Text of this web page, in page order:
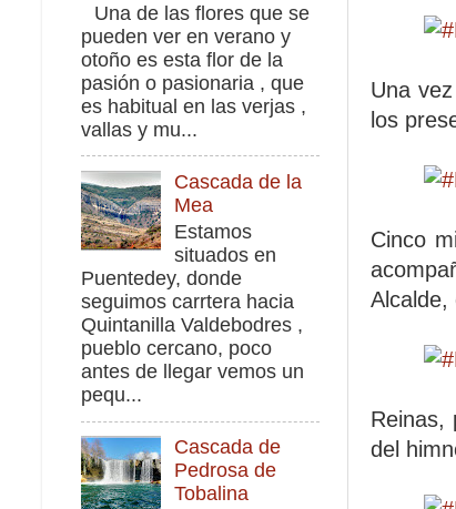
Una
los
Cinco
Alcalde,
Reinas,
del
Una de las flores que se
pueden ver en verano y
otoño es esta flor de la
pasión o pasionaria , que
es habitual en las verjas ,
vallas y mu...
Cascada de la
Mea
Estamos
situados en
Puentedey, donde
seguimos carrtera hacia
Quintanilla Valdebodres ,
pueblo cercano, poco
antes de llegar vemos un
pequ...
Cascada de
Pedrosa de
Tobalina